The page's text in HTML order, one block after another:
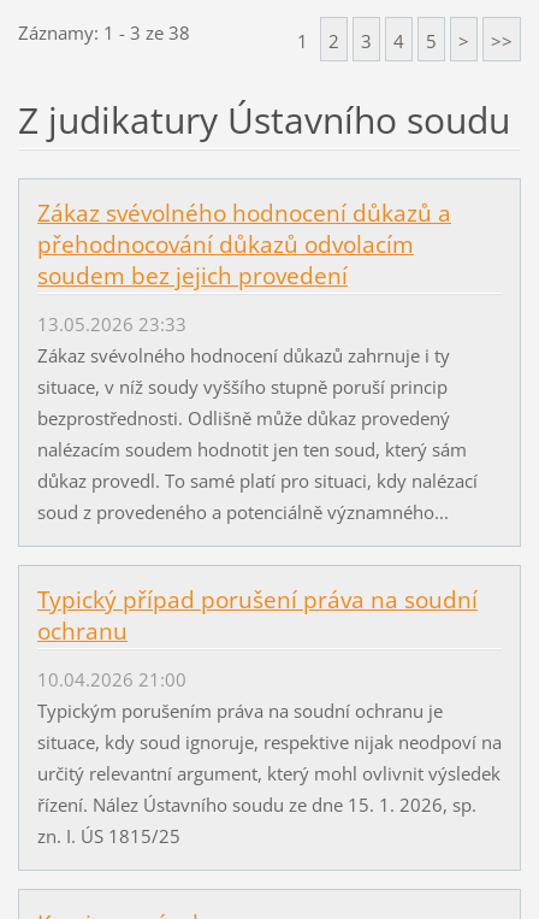
Záznamy: 1 - 3 ze 38 1 2 3 4 5 > >>
Z judikatury Ústavního soudu
Zákaz svévolného hodnocení důkazů a
přehodnocování důkazů odvolacím
soudem bez jejich provedení
13.05.2026 23:33
Zákaz svévolného hodnocení důkazů zahrnuje i ty
situace, v níž soudy vyššího stupně poruší princip
bezprostřednosti. Odlišně může důkaz provedený
nalézacím soudem hodnotit jen ten soud, který sám
důkaz provedl. To samé platí pro situaci, kdy nalézací
soud z provedeného a potenciálně významného...
Typický případ porušení práva na soudní
ochranu
10.04.2026 21:00
Typickým porušením práva na soudní ochranu je
situace, kdy soud ignoruje, respektive nijak neodpoví na
určitý relevantní argument, který mohl ovlivnit výsledek
řízení. Nález Ústavního soudu ze dne 15. 1. 2026, sp.
zn. I. ÚS 1815/25